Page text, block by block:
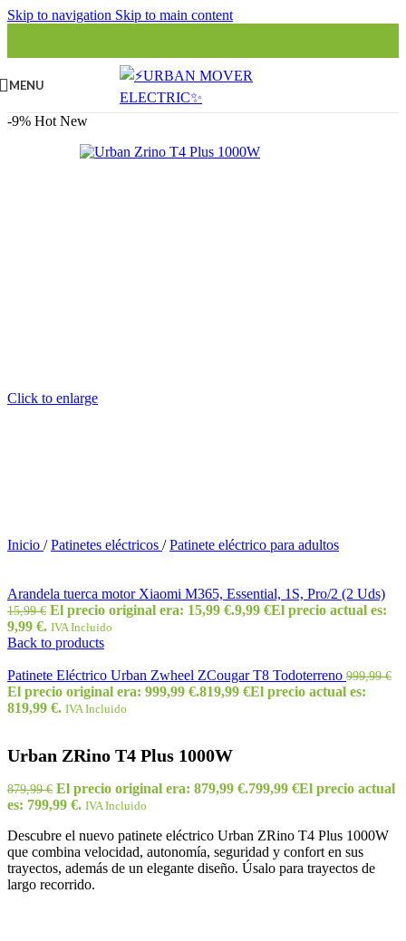
Skip to navigation Skip to main content
MENU
-9% Hot New
Click to enlarge
Inicio / Patinetes eléctricos / Patinete eléctrico para adultos
Arandela tuerca motor Xiaomi M365, Essential, 1S, Pro/2 (2 Uds)
15,99€ El precio original era: 15,99 €.9,99 €El precio actual es:
9,99 €. IVA Incluido
Back to products
Patinete Eléctrico Urban Zwheel ZCougar T8 Todoterreno 999,99€
El precio original era: 999,99 €.819,99 €El precio actual es:
819,99 €. IVA Incluido
Urban ZRino T4 Plus 1000W
879,99€ El precio original era: 879,99 €.799,99 €El precio actual
es: 799,99 €. IVA Incluido
Descubre el nuevo patinete eléctrico Urban ZRino T4 Plus 1000W
que combina velocidad, autonomía, seguridad y confort en sus
trayectos, además de un elegante diseño. Úsalo para trayectos de
largo recorrido.